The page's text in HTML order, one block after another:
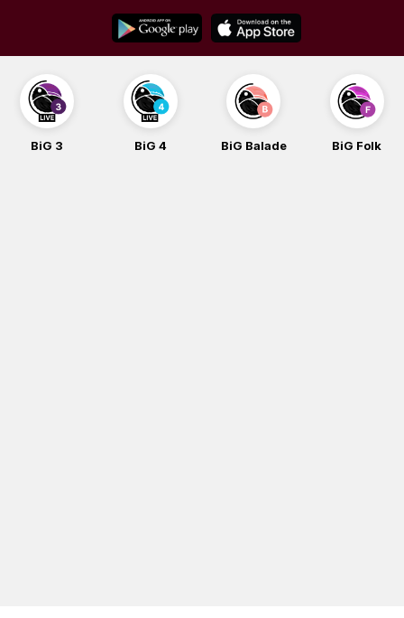
content
BiG 3 BiG 4 BiG Balade BiG Folk